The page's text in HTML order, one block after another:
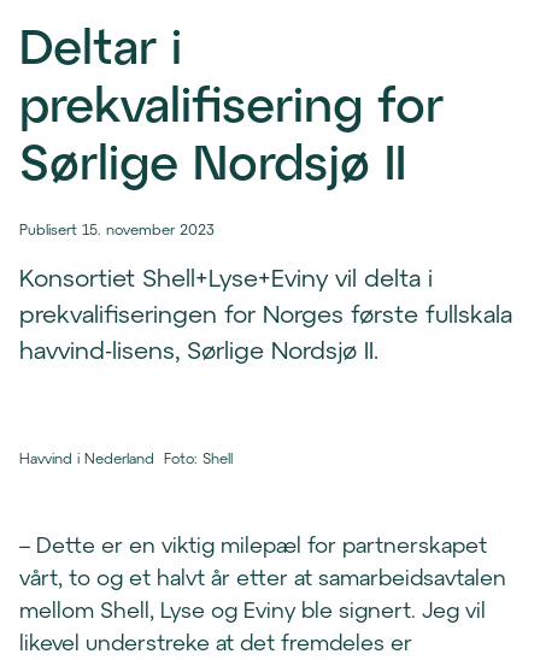
Deltar i
prekvalifisering for
Sørlige Nordsjø II
Publisert 15. november 2023
Konsortiet Shell+Lyse+Eviny vil delta i
prekvalifiseringen for Norges første fullskala
havvind-lisens, Sørlige Nordsjø II.
Havvind i Nederland Foto: Shell
– Dette er en viktig milepæl for partnerskapet
vårt, to og et halvt år etter at samarbeidsavtalen
mellom Shell, Lyse og Eviny ble signert. Jeg vil
likevel understreke at det fremdeles er